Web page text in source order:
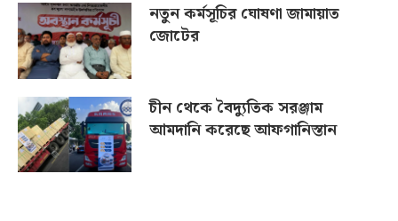
নতুন কর্মসূচির ঘোষণা জামায়াত
জোটের
চীন থেকে বৈদ্যুতিক সরঞ্জাম
আমদানি করেছে আফগানিস্তান